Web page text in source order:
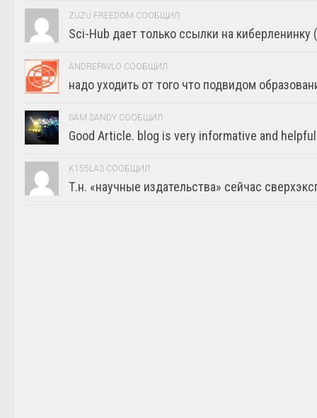
ZUZU FREEDOM СООБЩИЛ:
Sci-Hub дает только ссылки на киберленинку
ANDREPAVLO СООБЩИЛ:
надо уходить от того что подвидом
SAM SANDY СООБЩИЛ:
Good Article. blog is very informative and helpful
K155LA3 СООБЩИЛ:
Т.н. «научные издательства» сейчас